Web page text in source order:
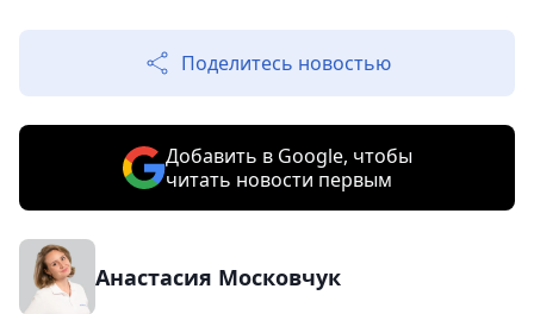
Поделитесь новостью
Добавить в Google, чтобы
читать новости первым
Анастасия Московчук